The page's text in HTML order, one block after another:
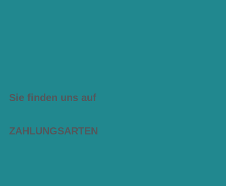
Sie finden uns auf
ZAHLUNGSARTEN